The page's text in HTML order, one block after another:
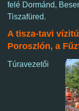
felé Dormánd,
Tiszafüred.
A tisza-tavi
Poroszlón, a
Túravezetői